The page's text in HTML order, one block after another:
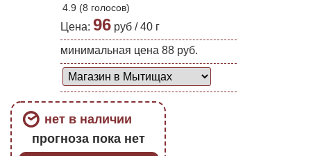
4.9 (8 голосов)
Цена: 96 руб /40 г
минимальная цена 88 руб.
нет в наличии
прогноза пока нет